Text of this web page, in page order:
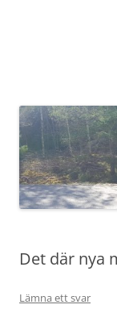
Det där nya
Lämna ett svar